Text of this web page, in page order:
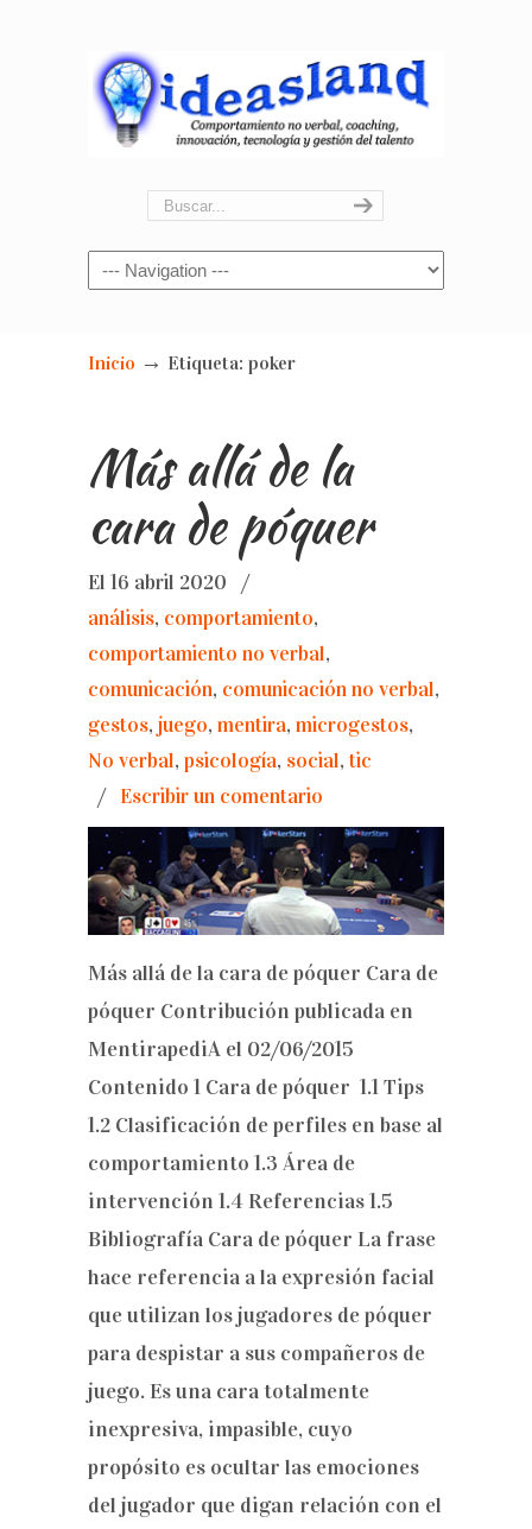
Navigation
Inicio → Etiqueta: poker
Más allá de la
cara de póquer
El 16 abril 2020
/
análisis, comportamiento,
comportamiento no verbal,
comunicación, comunicación no verbal,
gestos, juego, mentira, microgestos,
No verbal, psicología, social,tic
/ Escribir un comentario
Más allá de la cara de póquer Cara de
póquer Contribución publicada en
MentirapediA el 02/06/2015
Contenido 1 Cara de póquer 1.1 Tips
1.2 Clasificación de perfiles en base al
comportamiento 1.3 Área de
intervención 1.4 Referencias 1.5
Bibliografía Cara de póquer La frase
hace referencia a la expresión facial
que utilizan los jugadores de póquer
para despistar a sus compañeros de
juego. Es una cara totalmente
inexpresiva, impasible, cuyo
propósito es ocultar las emociones
del jugador que digan relación con el